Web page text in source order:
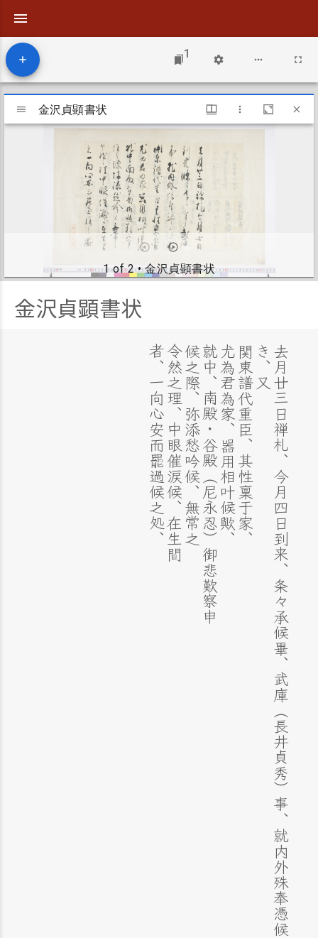
1
Mirador
viewer 金沢貞顕書状
1 of 2• 金沢貞顕書状
金沢貞顕書状
金沢貞顕書状
去
月
廿
三
日
禅
札
、
今
月
四
日
到
来
、
条
々
承
候
畢
、
武
庫
（
長
井
貞
秀
）
事
、
就
内
外
殊
奉
憑
候
き
、
又
関東譜代重臣、其性稟于家、
尤為君為家、器用相叶候歟、
就中、南殿・谷殿（尼永忍）御悲歎察申
候之際、弥添愁吟候、無常之
令然之理、中眼催涙候、在生間
者、一向心安而罷過候之処、